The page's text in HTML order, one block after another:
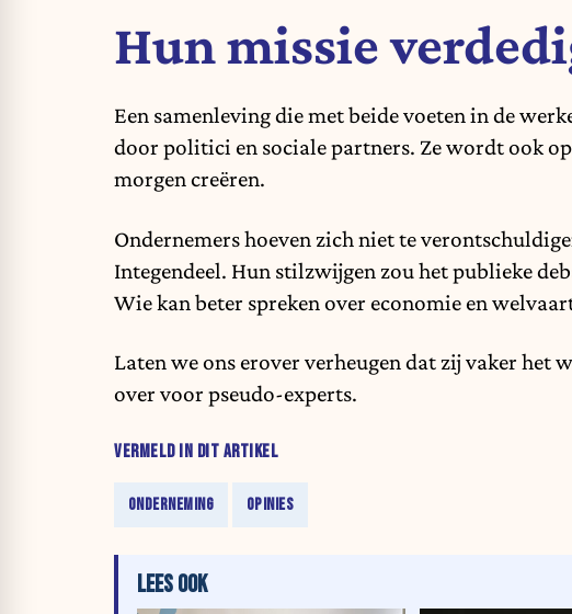
Hun missie
Een samenleving die met beide voeten in de
door politici en sociale partners. Ze wordt ook
morgen creëren.
Ondernemers hoeven zich niet te
Integendeel. Hun stilzwijgen zou het publieke
Wie kan beter spreken over economie en
Laten we ons erover verheugen dat zij vaker
over voor pseudo-experts.
VERMELD IN DIT ARTIKEL
ONDERNEMING OPINIES
LEES OOK